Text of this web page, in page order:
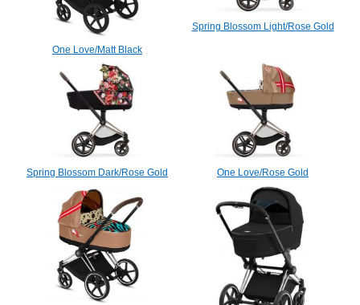
One Love/Matt Black
Spring Blossom Light/Rose Gold
Spring Blossom Dark/Rose Gold One Love/Rose Gold